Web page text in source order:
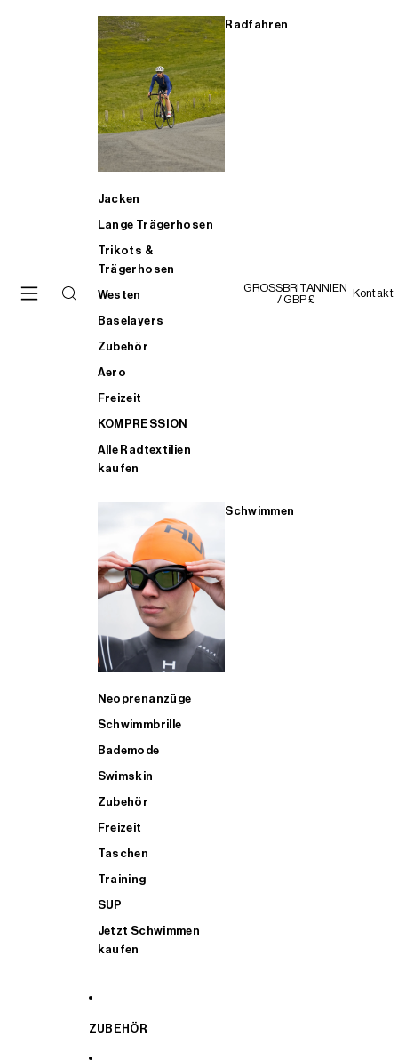
Radfahren
Jacken
Lange Trägerhosen
Trikots &
Trägerhosen
Westen
Baselayers
Zubehör
Aero
Freizeit
KOMPRESSION
Alle Radtextilien
kaufen
Schwimmen
Neoprenanzüge
Schwimmbrille
Bademode
Swimskin
Zubehör
Freizeit
Taschen
Training
SUP
Jetzt Schwimmen
kaufen
ZUBEHÖR
GROSSBRITANNIEN
/ GBP £
Kontakt